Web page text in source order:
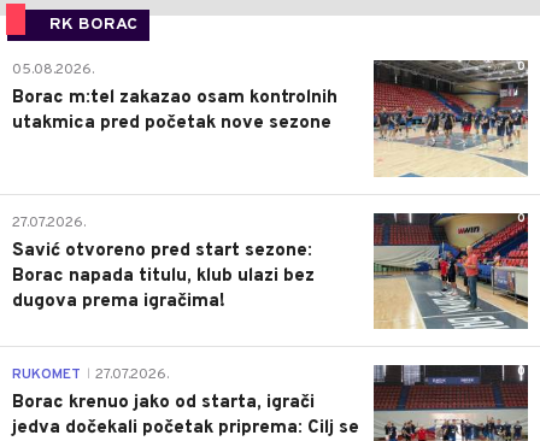
RK BORAC
0
05.08.2026.
Borac m:tel zakazao osam kontrolnih
utakmica pred početak nove sezone
0
27.07.2026.
Savić otvoreno pred start sezone:
Borac napada titulu, klub ulazi bez
dugova prema igračima!
0
RUKOMET 27.07.2026.
Borac krenuo jako od starta, igrači
jedva dočekali početak priprema: Cilj se